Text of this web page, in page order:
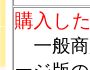
購入し
一般